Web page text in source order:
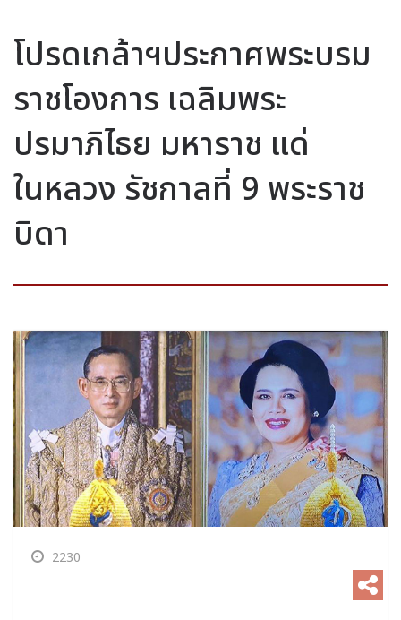
โปรดเกล้าฯประกาศพระบรม
ราชโองการ เฉลิมพระ
ปรมาภิไธย มหาราช แด่
ในหลวง รัชกาลที่ 9 พระราช
บิดา
2230